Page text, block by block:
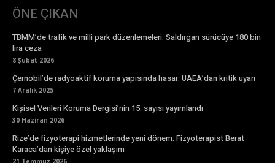
ÖNE ÇIKAN
TBMM’de trafik ve milli park düzenlemeleri: Saldırgan sürücüye 180 bin
lira ceza
8 Şubat 2026
Çernobil’de radyoaktif koruma yapısında hasar: UAEA’dan kritik uyarı
7 Aralık 2025
Kişisel Verileri Koruma Dergisi’nin 15. sayısı yayımlandı
30 Haziran 2026
Rize’de fizyoterapi hizmetlerinde yeni dönem: Fizyoterapist Berat
Karaca’dan kişiye özel yaklaşım
21 Temmuz 2026